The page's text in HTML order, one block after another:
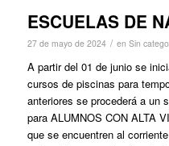
ESCUELAS DE
27 de mayo de 2024 / en Sin
A partir del 01 de junio se
cursos de piscinas para
anteriores se procederá a un
para ALUMNOS CON ALTA
que se encuentren al